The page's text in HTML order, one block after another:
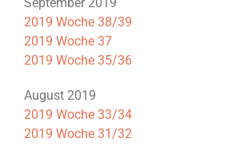
September 2019
2019 Woche 38/39
2019 Woche 37
2019 Woche 35/36
August 2019
2019 Woche 33/34
2019 Woche 31/32